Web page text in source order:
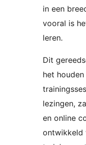
in een
vooral is
leren.
Dit
het
lezingen,
en online
ontwikkeld